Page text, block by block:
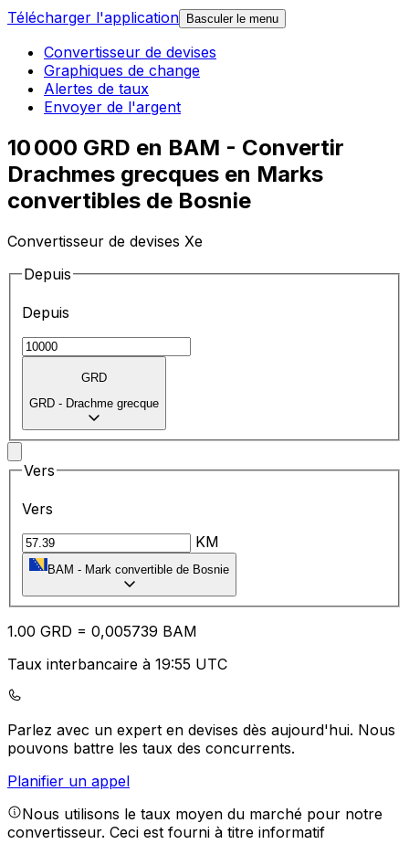
Télécharger l'application
Basculer le menu
Convertisseur de devises
Graphiques de change
Alertes de taux
Envoyer de l'argent
10 000 GRD en BAM - Convertir
Drachmes grecques en Marks
convertibles de Bosnie
Convertisseur de devises Xe
Depuis
Depuis
GRD
GRD - Drachme grecque
Vers
Vers
KM
BAM - Mark convertible de Bosnie
1.00 GRD = 0,005739 BAM
Taux interbancaire à 19:55 UTC
Parlez avec un expert en devises dès aujourd'hui. Nous
pouvons battre les taux des concurrents.
Planifier un appel
Nous utilisons le taux moyen du marché pour notre
convertisseur. Ceci est fourni à titre informatif